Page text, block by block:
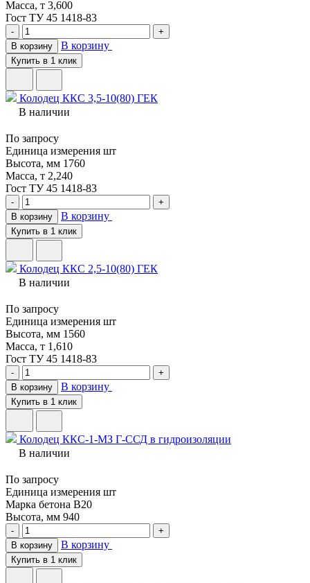
Масса, т 3,600
Гост ТУ 45 1418-83
-
+
В корзину
В корзину
Купить в 1 клик
Колодец ККС 3,5-10(80) ГЕК
В наличии
По запросу
Единица измерения шт
Высота, мм 1760
Масса, т 2,240
Гост ТУ 45 1418-83
-
+
В корзину
В корзину
Купить в 1 клик
Колодец ККС 2,5-10(80) ГЕК
В наличии
По запросу
Единица измерения шт
Высота, мм 1560
Масса, т 1,610
Гост ТУ 45 1418-83
-
+
В корзину
В корзину
Купить в 1 клик
Колодец ККС-1-МЗ Г-ССД в гидроизоляции
В наличии
По запросу
Единица измерения шт
Марка бетона В20
Высота, мм 940
-
+
В корзину
В корзину
Купить в 1 клик